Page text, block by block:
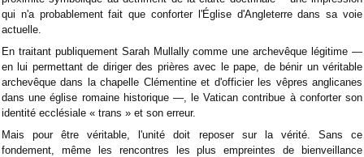
qui n'a probablement fait que conforter l'Église d'Angleterre dans sa voie
actuelle.
En traitant publiquement Sarah Mullally comme une archevêque légitime —
en lui permettant de diriger des prières avec le pape, de bénir un véritable
archevêque dans la chapelle Clémentine et d'officier les vêpres anglicanes
dans une église romaine historique —, le Vatican contribue à conforter son
identité ecclésiale « trans » et son erreur.
Mais pour être véritable, l'unité doit reposer sur la vérité. Sans ce
fondement, même les rencontres les plus empreintes de bienveillance